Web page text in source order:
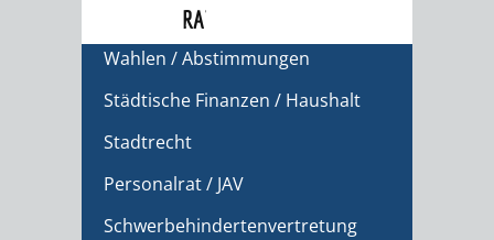
RATHAUS
Ausschreibungen
Wahlen / Abstimmungen
Städtische Finanzen / Haushalt
Stadtrecht
Personalrat / JAV
Schwerbehindertenvertretung